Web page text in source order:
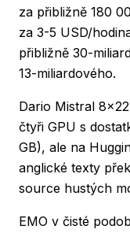
za přibližně 180
za 3-5 USD/
přibližně 30-
13-miliardového.
Dario Mistral
čtyři GPU s
GB), ale na
anglické texty
source hustých
EMO v čisté